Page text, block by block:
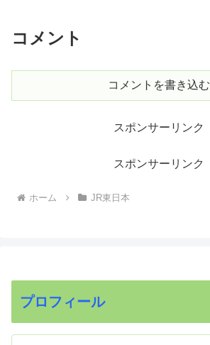
コメント
コメントを書き込む
スポンサーリンク
スポンサーリンク
ホーム JR東日本
プロフィール